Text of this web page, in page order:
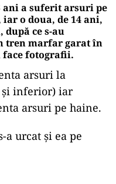
ani a suferit arsuri pe
o doua, de 14 ani,
ce s-au
tren marfar garat în
face fotografii.
arsuri la
şi inferior) iar
arsuri pe haine.
a urcat şi ea pe